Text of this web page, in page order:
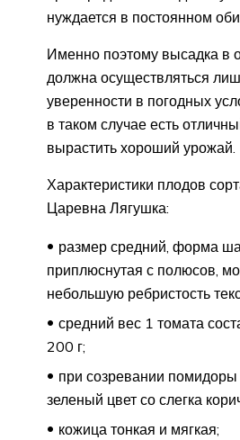
нуждается в постоянном
Именно поэтому высадка в
должна осуществляться
уверенности в погодных
в таком случае есть
вырастить хороший урожай.
Характеристики плодов
Царевна Лягушка:
размер средний, форма
приплюснутая с полюсов,
небольшую ребристость
средний вес 1 томата
200 г;
при созревании
зеленый цвет со слегка
кожица тонкая и мягкая;